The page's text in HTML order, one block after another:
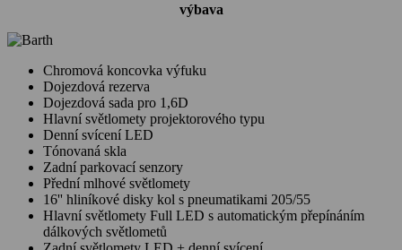
výbava
Chromová koncovka výfuku
Dojezdová rezerva
Dojezdová sada pro 1,6D
Hlavní světlomety projektorového typu
Denní svícení LED
Tónovaná skla
Zadní parkovací senzory
Přední mlhové světlomety
16'' hliníkové disky kol s pneumatikami 205/55
Hlavní světlomety Full LED s automatickým přepínáním
dálkových světlometů